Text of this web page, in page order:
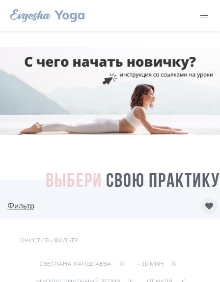
ВЫБЕРИ СВОЮ ПРАКТИКУ
Фильтр
ОЧИСТИТЬ ФИЛЬТР
СВЕТЛАНА ЛАПШТАЕВА ~10 МИН